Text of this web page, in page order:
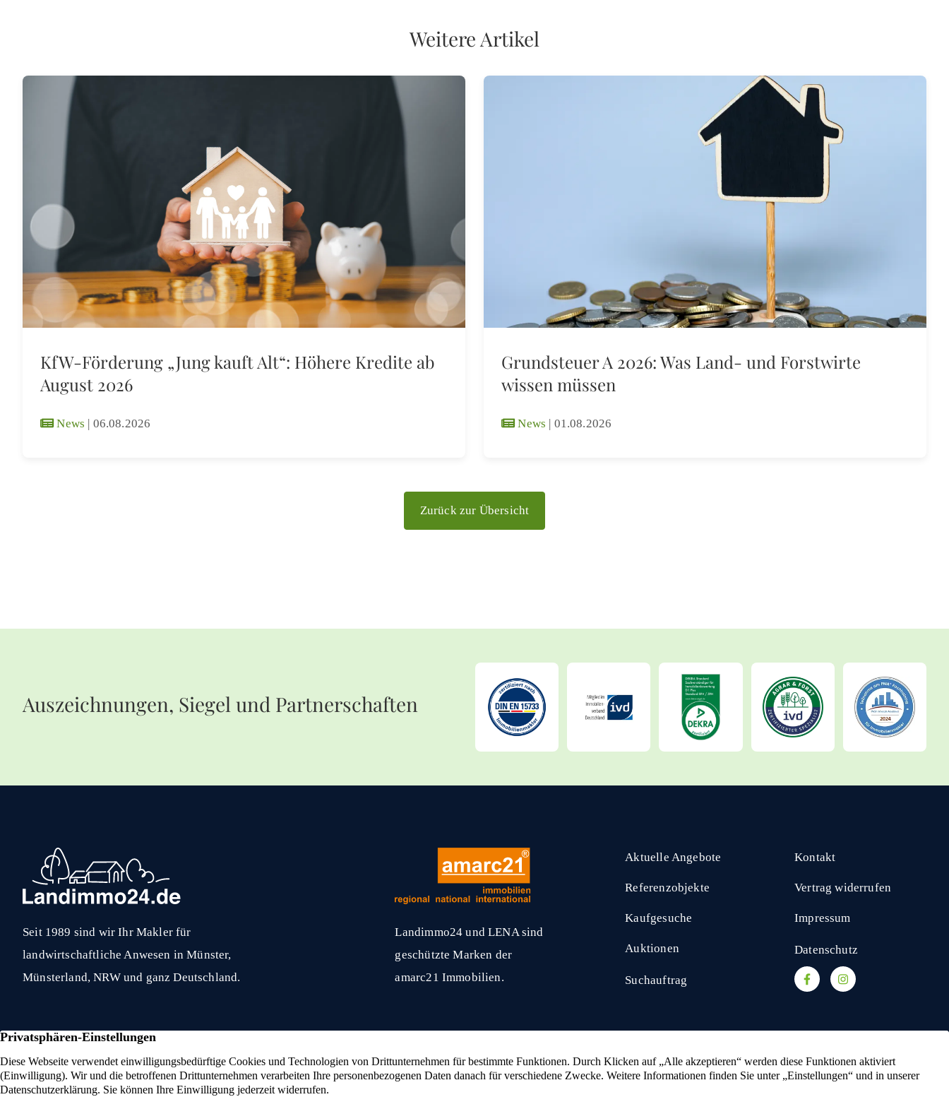
Weitere Artikel
KfW-Förderung „Jung kauft Alt“: Höhere Kredite ab
August 2026
News 06.08.2026
Grundsteuer A 2026: Was Land- und Forstwirte
wissen müssen
News 01.08.2026
Zurück zur Übersicht
Auszeichnungen, Siegel und Partnerschaften
Seit 1989 sind wir Ihr Makler für
landwirtschaftliche Anwesen in Münster,
Münsterland, NRW und ganz Deutschland.
Landimmo24 und LENA sind
geschützte Marken der
amarc21 Immobilien.
Aktuelle Angebote
Referenzobjekte
Kaufgesuche
Auktionen
Suchauftrag
Kontakt
Vertrag widerrufen
Impressum
Datenschutz
amarc21 Immobilien hat 4,53
Sternen